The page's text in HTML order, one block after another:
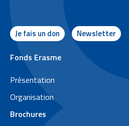
Je fais un don Newsletter
P
i
e
d
Fonds Erasme
Présentation
Organisation
Brochures